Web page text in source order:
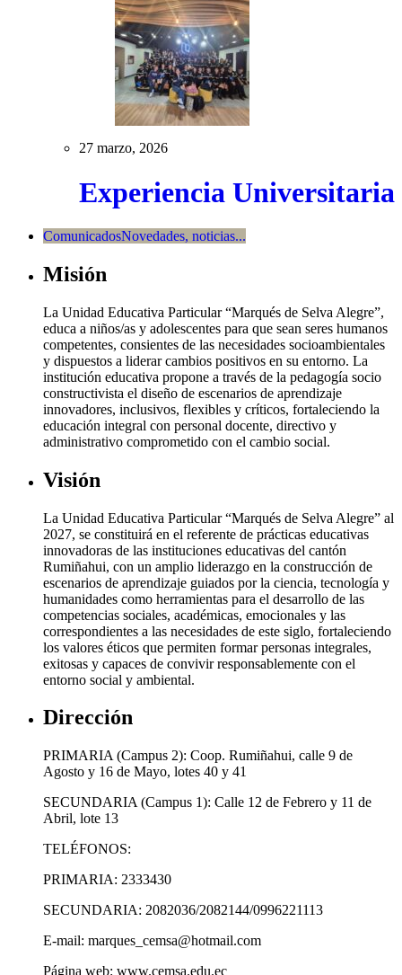
27 marzo, 2026
Experiencia Universitaria
ComunicadosNovedades, noticias...
Misión
La Unidad Educativa Particular “Marqués de Selva Alegre”,
educa a niños/as y adolescentes para que sean seres humanos
competentes, consientes de las necesidades socioambientales
y dispuestos a liderar cambios positivos en su entorno. La
institución educativa propone a través de la pedagogía socio
constructivista el diseño de escenarios de aprendizaje
innovadores, inclusivos, flexibles y críticos, fortaleciendo la
educación integral con personal docente, directivo y
administrativo comprometido con el cambio social.
Visión
La Unidad Educativa Particular “Marqués de Selva Alegre” al
2027, se constituirá en el referente de prácticas educativas
innovadoras de las instituciones educativas del cantón
Rumiñahui, con un amplio liderazgo en la construcción de
escenarios de aprendizaje guiados por la ciencia, tecnología y
humanidades como herramientas para el desarrollo de las
competencias sociales, académicas, emocionales y las
correspondientes a las necesidades de este siglo, fortaleciendo
los valores éticos que permiten formar personas integrales,
exitosas y capaces de convivir responsablemente con el
entorno social y ambiental.
Dirección
PRIMARIA (Campus 2): Coop. Rumiñahui, calle 9 de
Agosto y 16 de Mayo, lotes 40 y 41
SECUNDARIA (Campus 1): Calle 12 de Febrero y 11 de
Abril, lote 13
TELÉFONOS:
PRIMARIA: 2333430
SECUNDARIA: 2082036/2082144/0996221113
E-mail: marques_cemsa@hotmail.com
Página web: www.cemsa.edu.ec